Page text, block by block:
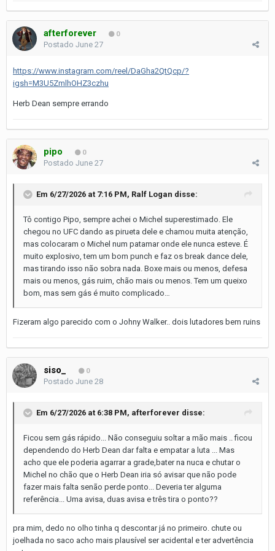
afterforever 0
Postado June 27
https://www.instagram.com/reel/DaGha2QtQcp/?
igsh=M3U5ZmlhOHZ3czhu
Herb Dean sempre errando
pipo 0
Postado June 27
Em 6/27/2026 at 7:16 PM, Ralf Logan disse:
Tô contigo Pipo, sempre achei o Michel superestimado. Ele
chegou no UFC dando as pirueta dele e chamou muita atenção,
mas colocaram o Michel num patamar onde ele nunca esteve. É
muito explosivo, tem um bom punch e faz os break dance dele,
mas tirando isso não sobra nada. Boxe mais ou menos, defesa
mais ou menos, gás ruim, chão mais ou menos. Tem um queixo
bom, mas sem gás é muito complicado…
Fizeram algo parecido com o Johny Walker.. dois lutadores bem ruins
siso_ 0
Postado June 28
Em 6/27/2026 at 6:38 PM, afterforever disse:
Ficou sem gás rápido... Não conseguiu soltar a mão mais .. ficou
dependendo do Herb Dean dar falta e empatar a luta ... Mas
acho que ele poderia agarrar a grade,bater na nuca e chutar o
Michel no chão que o Herb Dean iria só avisar que não pode
fazer mais falta senão perde ponto... Deveria ter alguma
referência... Uma avisa, duas avisa e três tira o ponto??
pra mim, dedo no olho tinha q descontar já no primeiro. chute ou
joelhada no saco acho mais plausível ser acidental e ter advertência